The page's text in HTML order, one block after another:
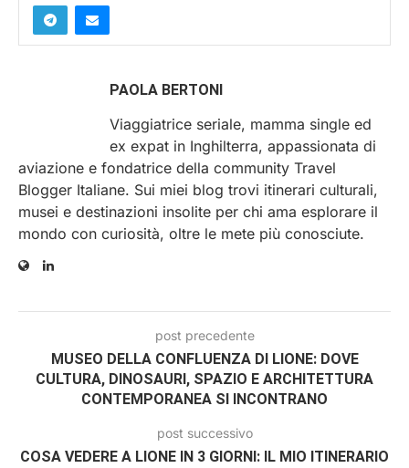
PAOLA BERTONI
Viaggiatrice seriale, mamma single ed
ex expat in Inghilterra, appassionata di
aviazione e fondatrice della community Travel
Blogger Italiane. Sui miei blog trovi itinerari culturali,
musei e destinazioni insolite per chi ama esplorare il
mondo con curiosità, oltre le mete più conosciute.
post precedente
MUSEO DELLA CONFLUENZA DI LIONE: DOVE
CULTURA, DINOSAURI, SPAZIO E ARCHITETTURA
CONTEMPORANEA SI INCONTRANO
post successivo
COSA VEDERE A LIONE IN 3 GIORNI: IL MIO ITINERARIO